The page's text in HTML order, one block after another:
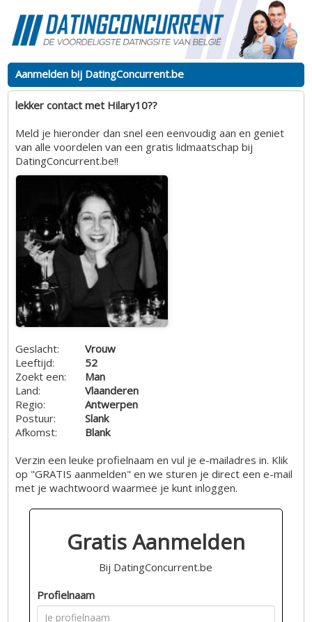
Aanmelden bij DatingConcurrent.be
lekker contact met Hilary10??
Meld je hieronder dan snel een eenvoudig aan en geniet
van alle voordelen van een gratis lidmaatschap bij
DatingConcurrent.be!!
Geslacht:
Vrouw
Leeftijd:
52
Zoekt een:
Man
Land:
Vlaanderen
Regio:
Antwerpen
Postuur:
Slank
Afkomst:
Blank
Verzin een leuke profielnaam en vul je e-mailadres in. Klik
op "GRATIS aanmelden" en we sturen je direct een e-mail
met je wachtwoord waarmee je kunt inloggen.
Gratis Aanmelden
Bij DatingConcurrent.be
Profielnaam